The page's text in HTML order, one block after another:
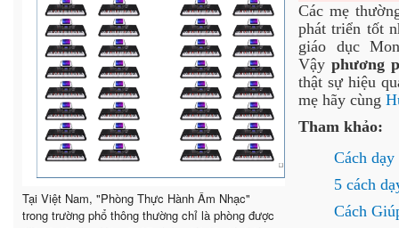
Tại Việt Nam, "Phòng Thực Hành Âm Nhạc"
trong trường phổ thông thường chỉ là phòng được
Các mẹ
phát triển tốt
giáo dục
Vậy phương
thật sự hiệu
mẹ hãy cùng
Tham khảo:
Cách
5 cách
Cách